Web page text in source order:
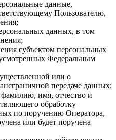
данные,
Пользователю,
данных, в том
субъектом персональных
Федеральным
или о
передаче данных;
имя, отчество и
обработку
по поручению Оператора,
или будет поручена